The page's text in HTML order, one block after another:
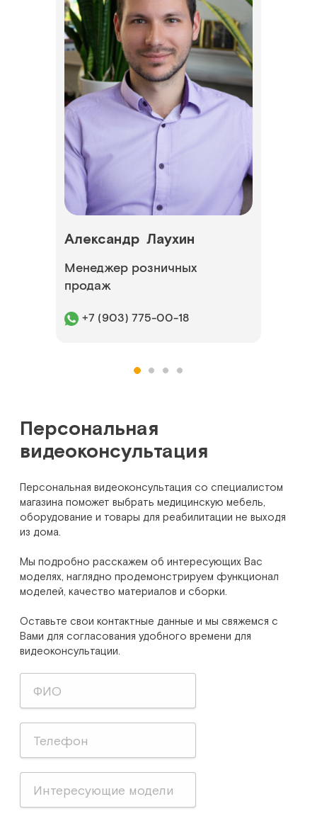
Александр Лаухин
Менеджер розничных
продаж
+7 (903) 775-00-18
Персональная
видеоконсультация
Персональная видеоконсультация со специалистом
магазина поможет выбрать медицинскую мебель,
оборудование и товары для реабилитации не выходя
из дома.
Мы подробно расскажем об интересующих Вас
моделях, наглядно продемонстрируем функционал
моделей, качество материалов и сборки.
Оставьте свои контактные данные и мы свяжемся с
Вами для согласования удобного времени для
видеоконсультации.